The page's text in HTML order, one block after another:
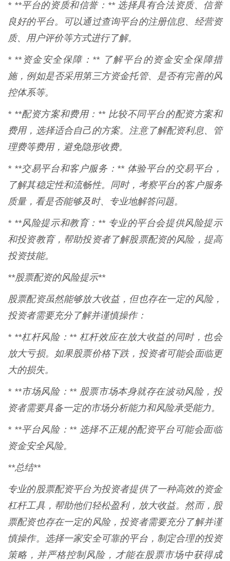
* **平台的资质和信誉：** 选择具有合法资质、信誉
良好的平台。可以通过查询平台的注册信息、经营资
质、用户评价等方式进行了解。
* **资金安全保障：** 了解平台的资金安全保障措
施，例如是否采用第三方资金托管、是否有完善的风
控体系等。
* **配资方案和费用：** 比较不同平台的配资方案和
费用，选择适合自己的方案。注意了解配资利息、管
理费等费用，避免隐形收费。
* **交易平台和客户服务：** 体验平台的交易平台，
了解其稳定性和流畅性。同时，考察平台的客户服务
质量，看是否能够及时、专业地解答问题。
* **风险提示和教育：** 专业的平台会提供风险提示
和投资教育，帮助投资者了解股票配资的风险，提高
投资技能。
**股票配资的风险提示**
股票配资虽然能够放大收益，但也存在一定的风险，
投资者需要充分了解并谨慎操作：
* **杠杆风险：** 杠杆效应在放大收益的同时，也会
放大亏损。如果股票价格下跌，投资者可能会面临更
大的损失。
* **市场风险：** 股票市场本身就存在波动风险，投
资者需要具备一定的市场分析能力和风险承受能力。
* **平台风险：** 选择不正规的配资平台可能会面临
资金安全风险。
**总结**
专业的股票配资平台为投资者提供了一种高效的资金
杠杆工具，帮助他们轻松盈利，放大收益。然而，股
票配资也存在一定的风险，投资者需要充分了解并谨
慎操作。选择一家安全可靠的平台，制定合理的投资
策略，并严格控制风险，才能在股票市场中获得成